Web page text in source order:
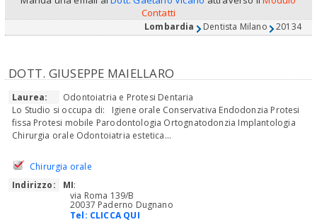
Contatti
Lombardia Dentista Milano 20134
DOTT. GIUSEPPE MAIELLARO
Laurea:
Odontoiatria e Protesi Dentaria
Lo Studio si occupa di: Igiene orale Conservativa Endodonzia Protesi
fissa Protesi mobile Parodontologia Ortognatodonzia Implantologia
Chirurgia orale Odontoiatria estetica...
Chirurgia orale
Indirizzo:
MI:
via Roma 139/B
20037 Paderno Dugnano
Tel: CLICCA QUI